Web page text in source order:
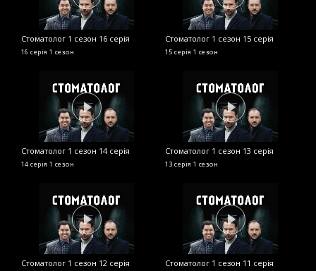
Стоматолог 1 сезон 16 серія
16 серія 1 сезон
Стоматолог 1 сезон 15 серія
15 серія 1 сезон
Стоматолог 1 сезон 14 серія
14 серія 1 сезон
Стоматолог 1 сезон 13 серія
13 серія 1 сезон
Стоматолог 1 сезон 12 серія Стоматолог 1 сезон 11 серія